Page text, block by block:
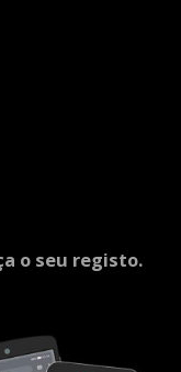
o seu registo.